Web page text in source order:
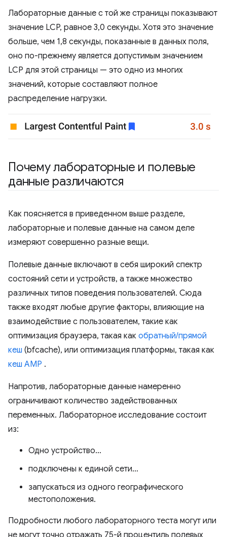
Лабораторные данные с той же страницы показывают
значение LCP, равное 3,0 секунды. Хотя это значение
больше, чем 1,8 секунды, показанные в данных поля,
оно по-прежнему является допустимым значением
LCP для этой страницы — это одно из многих
значений, которые составляют полное
распределение нагрузки.
Почему лабораторные и полевые
данные различаются
Как поясняется в приведенном выше разделе,
лабораторные и полевые данные на самом деле
измеряют совершенно разные вещи.
Полевые данные включают в себя широкий спектр
состояний сети и устройств, а также множество
различных типов поведения пользователей. Сюда
также входят любые другие факторы, влияющие на
взаимодействие с пользователем, такие как
оптимизация браузера, такая как обратный/прямой
кеш (bfcache), или оптимизация платформы, такая как
кеш AMP .
Напротив, лабораторные данные намеренно
ограничивают количество задействованных
переменных. Лабораторное исследование состоит
из:
Одно устройство…
подключены к единой сети…
запускаться из одного географического
местоположения.
Подробности любого лабораторного теста могут или
не могут точно отражать 75-й процентиль полевых